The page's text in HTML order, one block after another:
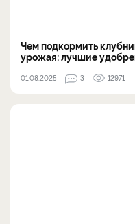
Чем подкормить
урожая: лучшие
01.08.2025 3 12971